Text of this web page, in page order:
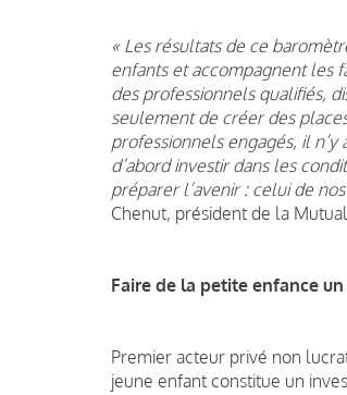
« Les résultats de ce
enfants et accompagnent les
des professionnels qualifiés,
seulement de créer des
professionnels engagés, il
d’abord investir dans les
préparer l’avenir : celui de
Chenut, président de la
Faire de la petite enfance
Premier acteur privé non
jeune enfant constitue un